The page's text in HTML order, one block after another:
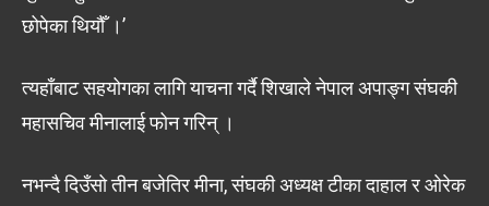
छोपेका थियौँ ।’
त्यहाँबाट सहयोगका लागि याचना गर्दै शिखाले नेपाल अपाङ्ग संघकी
महासचिव मीनालाई फोन गरिन् ।
नभन्दै दिउँसो तीन बजेतिर मीना, संघकी अध्यक्ष टीका दाहाल र ओरेक